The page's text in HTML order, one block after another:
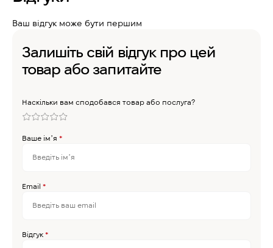
Ваш відгук може бути першим
Залишіть свій відгук про цей
товар або запитайте
Наскільки вам сподобався товар або послуга?
Ваше імʼя *
Email *
Відгук *